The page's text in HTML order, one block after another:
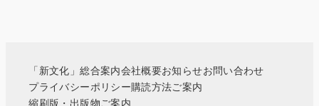
「新文化」総合案内会社概要お知らせお問い合わせ
プライバシーポリシー購読方法ご案内
縮刷版・出版物ご案内